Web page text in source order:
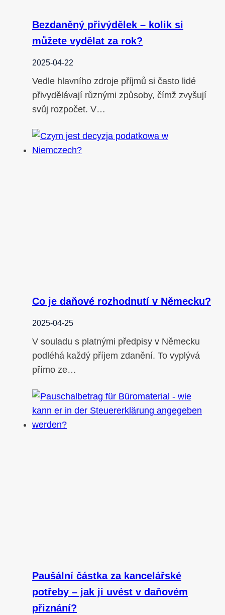
Bezdaněný přivýdělek – kolik si
můžete vydělat za rok?
2025-04-22
Vedle hlavního zdroje příjmů si často lidé
přivydělávají různými způsoby, čímž zvyšují
svůj rozpočet. V…
Co je daňové rozhodnutí v Německu?
2025-04-25
V souladu s platnými předpisy v Německu
podléhá každý příjem zdanění. To vyplývá
přímo ze…
Paušální částka za kancelářské
potřeby – jak ji uvést v daňovém
přiznání?